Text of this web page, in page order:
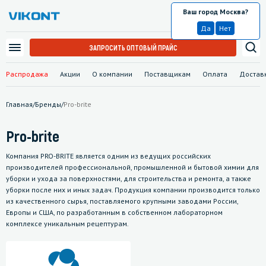
Распродажа Акции О компании Поставщикам Оплата
Москва
Ваш город Москва?
Да
Нет
ЗАПРОСИТЬ ОПТОВЫЙ ПРАЙС
Главная/Бренды/Pro-brite
Pro-brite
Компания PRO-BRITE является одним из ведущих российских
производителей профессиональной, промышленной и бытовой химии для
уборки и ухода за поверхностями, для строительства и ремонта, а также
уборки после них и иных задач. Продукция компании производится только
из качественного сырья, поставляемого крупными заводами России,
Европы и США, по разработанным в собственном лабораторном
комплексе уникальным рецептурам.